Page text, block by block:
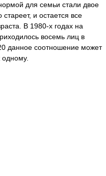
для семьи стали двое
и остается все
В 1980-х годах на
восемь лиц в
данное соотношение может
одному.